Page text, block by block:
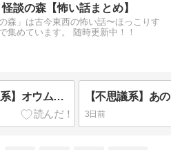
怪談の森【怖い話まとめ】
森」は古今東西の怖い話〜ほっこりす
集めています。 随時更新中！！
【カルト教団／カルト宗教系】オウム真理教デジタルアーカイブ
3日前